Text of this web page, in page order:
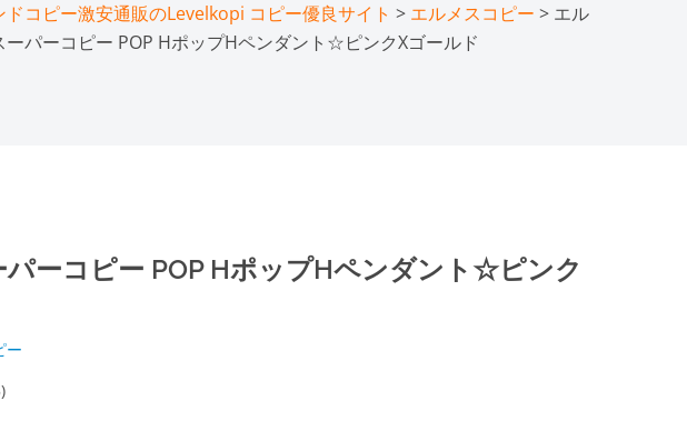
ドコピー激安通販のLevelkopi コピー優良サイト > エルメスコピー > ​エル
ーパーコピー POP HポップHペンダント☆ピンクXゴールド
ーコピー POP HポップHペンダント☆ピンク
ー